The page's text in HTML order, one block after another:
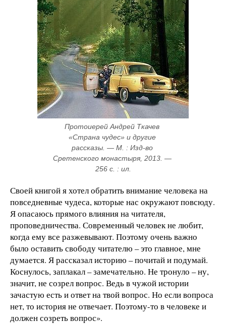
Протоиерей Андрей Ткачев
«Страна чудес» и другие
рассказы. — М. : Изд-во
Сретенского монастыря, 2013. —
256 с. : ил.
Своей книгой я хотел обратить внимание человека на
повседневные чудеса, которые нас окружают повсюду.
Я опасаюсь прямого влияния на читателя,
проповедничества. Современный человек не любит,
когда ему все разжевывают. Поэтому очень важно
было оставить свободу читателю – это главное, мне
думается. Я рассказал историю – почитай и подумай.
Коснулось, заплакал – замечательно. Не тронуло – ну,
значит, не созрел вопрос. Ведь в чужой истории
зачастую есть и ответ на твой вопрос. Но если вопроса
нет, то история не отвечает. Поэтому-то в человеке и
должен созреть вопрос».